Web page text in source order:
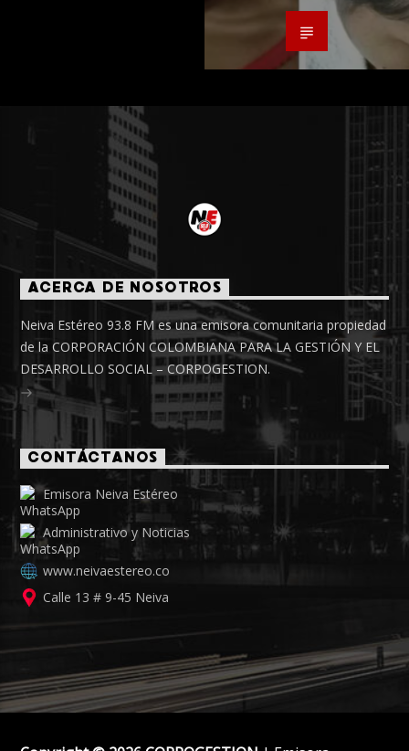
ACERCA DE NOSOTROS
Neiva Estéreo 93.8 FM es una emisora comunitaria propiedad
de la CORPORACIÓN COLOMBIANA PARA LA GESTIÓN Y EL
DESARROLLO SOCIAL – CORPOGESTION.
CONTÁCTANOS
Emisora Neiva Estéreo
Administrativo y Noticias
www.neivaestereo.co
Calle 13 # 9-45 Neiva